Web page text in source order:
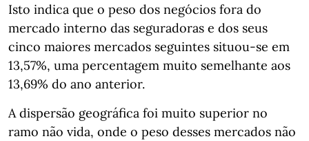
Isto indica que o peso dos negócios fora do
mercado interno das seguradoras e dos seus
cinco maiores mercados seguintes situou-se em
13,57%, uma percentagem muito semelhante aos
13,69% do ano anterior.
A dispersão geográfica foi muito superior no
ramo não vida, onde o peso desses mercados não